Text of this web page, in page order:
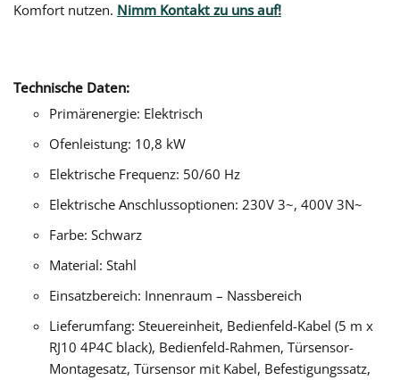
Komfort nutzen. Nimm Kontakt zu uns auf!
Technische Daten:
Primärenergie: Elektrisch
Ofenleistung: 10,8 kW
Elektrische Frequenz: 50/60 Hz
Elektrische Anschlussoptionen: 230V 3~, 400V 3N~
Farbe: Schwarz
Material: Stahl
Einsatzbereich: Innenraum – Nassbereich
Lieferumfang: Steuereinheit, Bedienfeld-Kabel (5 m x
RJ10 4P4C black), Bedienfeld-Rahmen, Türsensor-
Montagesatz, Türsensor mit Kabel, Befestigungssatz,